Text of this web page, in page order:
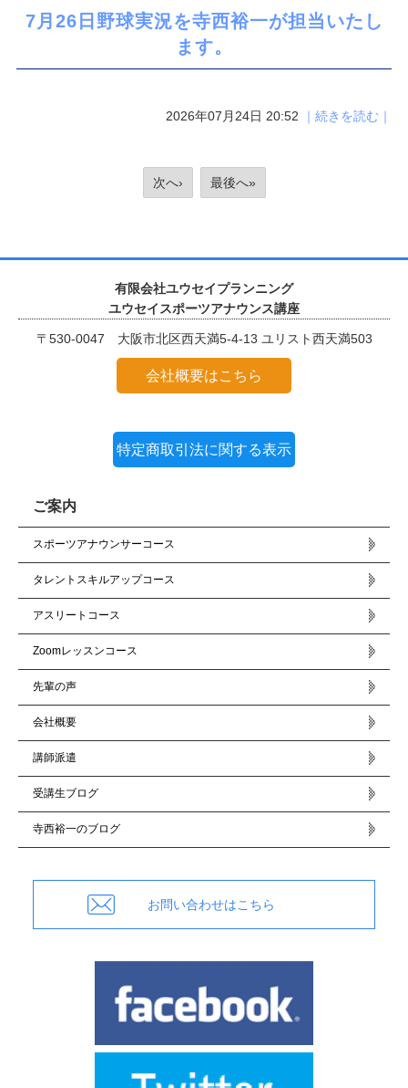
7月26日野球実況を寺西裕一が担当いたし
ます。
2026年07月24日 20:52 ｜続きを読む｜
次へ› 最後へ»
有限会社ユウセイプランニング
ユウセイスポーツアナウンス講座
〒530-0047 大阪市北区西天満5-4-13 ユリスト西天満503
会社概要はこちら
特定商取引法に関する表示
ご案内
スポーツアナウンサーコース
タレントスキルアップコース
アスリートコース
Zoomレッスンコース
先輩の声
会社概要
講師派遣
受講生ブログ
寺西裕一のブログ
お問い合わせはこちら